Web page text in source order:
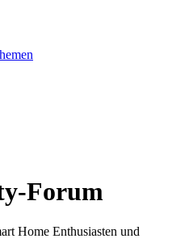
Forum
Home Enthusiasten und